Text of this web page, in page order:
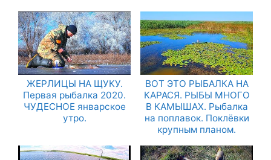
ЖЕРЛИЦЫ НА ЩУКУ.
Первая рыбалка 2020.
ЧУДЕСНОЕ январское
утро.
ВОТ ЭТО РЫБАЛКА НА
КАРАСЯ. РЫБЫ МНОГО
В КАМЫШАХ. Рыбалка
на поплавок. Поклёвки
крупным планом.